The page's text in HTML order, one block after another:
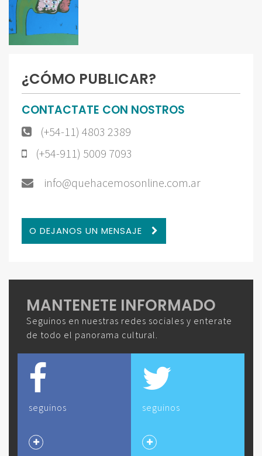
¿CÓMO PUBLICAR?
CONTACTATE CON NOSTROS
(+54-11) 4803 2389
(+54-911) 5009 7093
info@quehacemosonline.com.ar
O DEJANOS UN MENSAJE
MANTENETE INFORMADO
Seguinos en nuestras redes sociales y enterate
de todo el panorama cultural.
seguinos seguinos